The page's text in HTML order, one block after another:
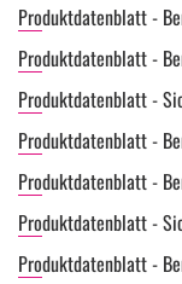
Produktdatenblatt -
Produktdatenblatt -
Produktdatenblatt -
Produktdatenblatt -
Produktdatenblatt -
Produktdatenblatt -
Produktdatenblatt -